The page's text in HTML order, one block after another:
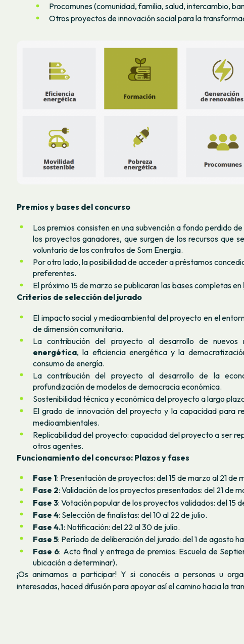
Procomunes (comunidad, familia, salud, intercambio,
Otros proyectos de innovación social para la
Premios y bases del concurso
Los premios consisten en una subvención a fondo perdido
los proyectos ganadores, que surgen de los recursos que
voluntario de los contratos de Som Energia.
Por otro lado, la posibilidad de acceder a préstamos
preferentes.
El próximo 15 de marzo se publicaran las bases completas en
Criterios de selección del jurado
El impacto social y medioambiental del proyecto en el
de dimensión comunitaria.
La contribución del proyecto al desarrollo de nuevos
energética, la eficiencia energética y la
consumo de energía.
La contribución del proyecto al desarrollo de la
profundización de modelos de democracia económica.
Sostenibilidad técnica y económica del proyecto a largo
El grado de innovación del proyecto y la capacidad para
medioambientales.
Replicabilidad del proyecto: capacidad del proyecto a ser
otros agentes.
Funcionamiento del concurso: Plazos y fases
Fase 1: Presentación de proyectos: del 15 de marzo al 21 de
Fase 2: Validación de los proyectos presentados: del 21 de
Fase 3: Votación popular de los proyectos validados: del15
Fase 4: Selección de finalistas: del 10 al 22 de julio.
Fase 4.1: Notificación: del 22 al 30 de julio.
Fase 5: Período de deliberación del jurado: del1 de agosto
Fase 6: Acto final y entrega de premios: Escuela de
ubicación a determinar).
¡Os animamos a participar! Y si conocéis a personas u
interesadas, haced difusión para apoyar así el camino hacia la